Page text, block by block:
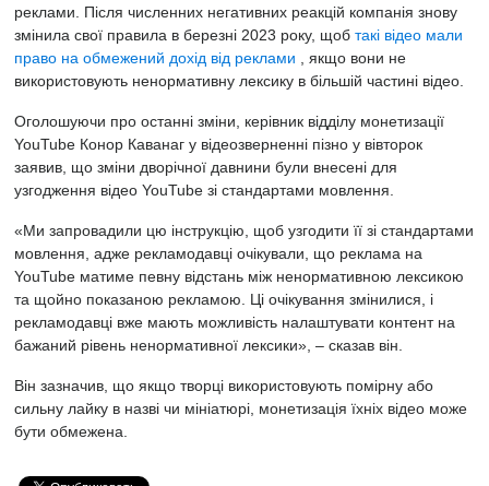
реклами. Після численних негативних реакцій компанія знову
змінила свої правила в березні 2023 року, щоб такі відео мали
право на обмежений дохід від реклами , якщо вони не
використовують ненормативну лексику в більшій частині відео.
Оголошуючи про останні зміни, керівник відділу монетизації
YouTube Конор Каванаг у відеозверненні пізно у вівторок
заявив, що зміни дворічної давнини були внесені для
узгодження відео YouTube зі стандартами мовлення.
«Ми запровадили цю інструкцію, щоб узгодити її зі стандартами
мовлення, адже рекламодавці очікували, що реклама на
YouTube матиме певну відстань між ненормативною лексикою
та щойно показаною рекламою. Ці очікування змінилися, і
рекламодавці вже мають можливість налаштувати контент на
бажаний рівень ненормативної лексики», – сказав він.
Він зазначив, що якщо творці використовують помірну або
сильну лайку в назві чи мініатюрі, монетизація їхніх відео може
бути обмежена.